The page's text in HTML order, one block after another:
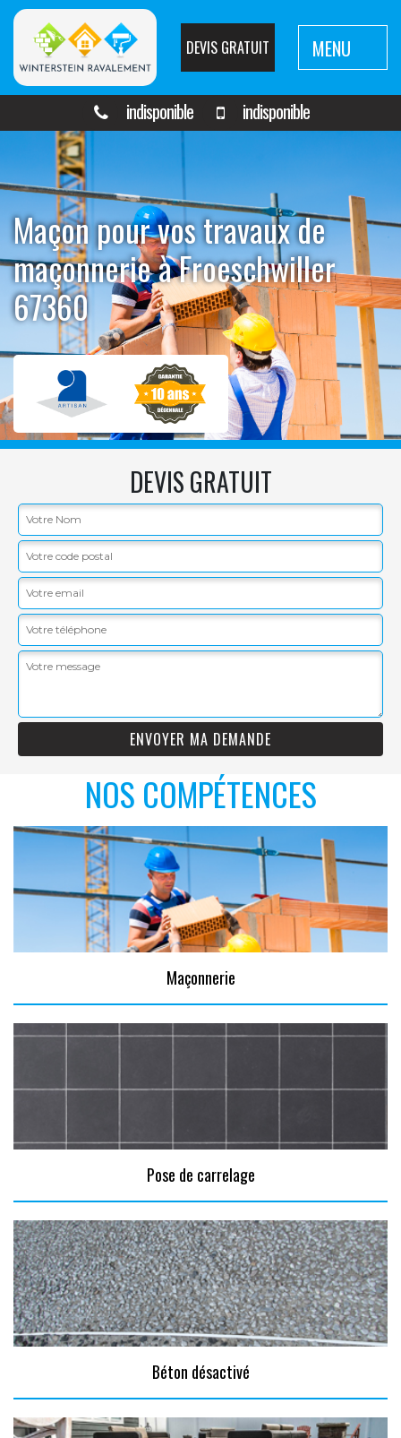
DEVIS GRATUIT MENU
indisponible indisponible
Maçon pour vos travaux de
maçonnerie à Froeschwiller
67360
DEVIS GRATUIT
NOS COMPÉTENCES
Maçonnerie
Pose de carrelage
Béton désactivé